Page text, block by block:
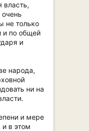
власть,
не только
и по общей
и
народа,
ни на
и мере
и в этом